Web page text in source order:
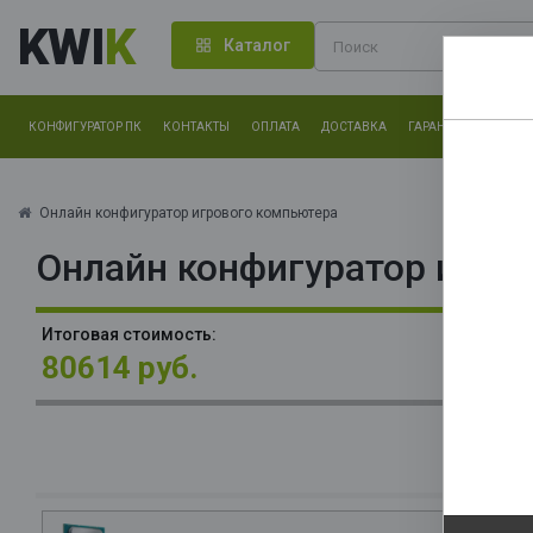
KWIK Каталог
КОНФИГУРАТОР ПК КОНТАКТЫ ОПЛАТА ДОСТАВКА ГАРАНТИЯ
Онлайн конфигуратор игрового компьютера
Онлайн конфигуратор
Итоговая стоимость:
80614 руб.